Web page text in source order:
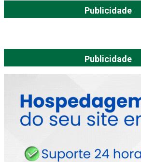
Publicidade
Publicidade